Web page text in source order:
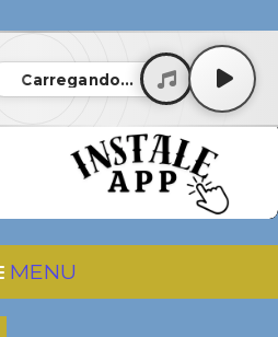
Carregando...
MENU